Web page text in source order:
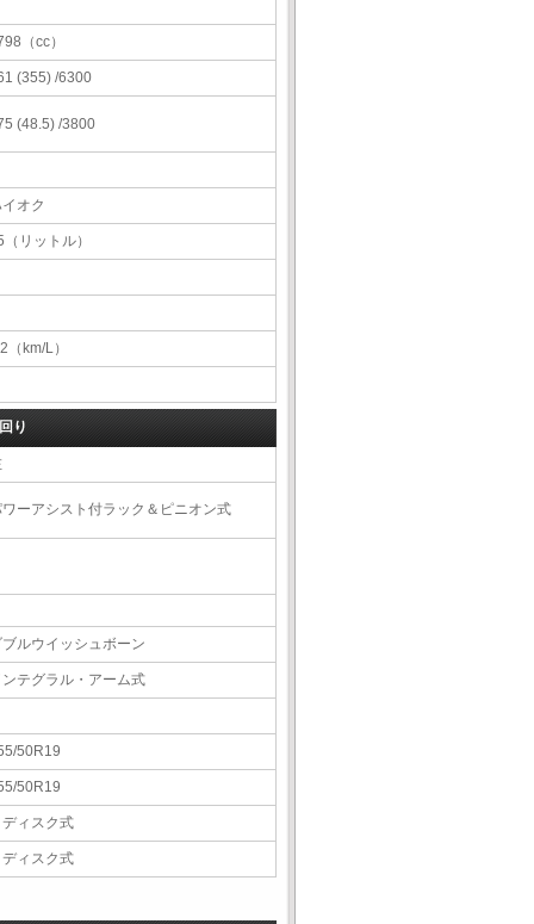
（cc）
(355) /6300
(48.5) /3800
オク
（リットル）
（km/L）
り
ーアシスト付ラック＆ピニオン式
ブルウイッシュボーン
ンテグラル・アーム式
50R19
50R19
ディスク式
ディスク式